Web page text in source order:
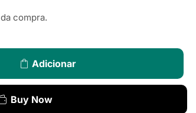
compra.
Adicionar
Buy Now